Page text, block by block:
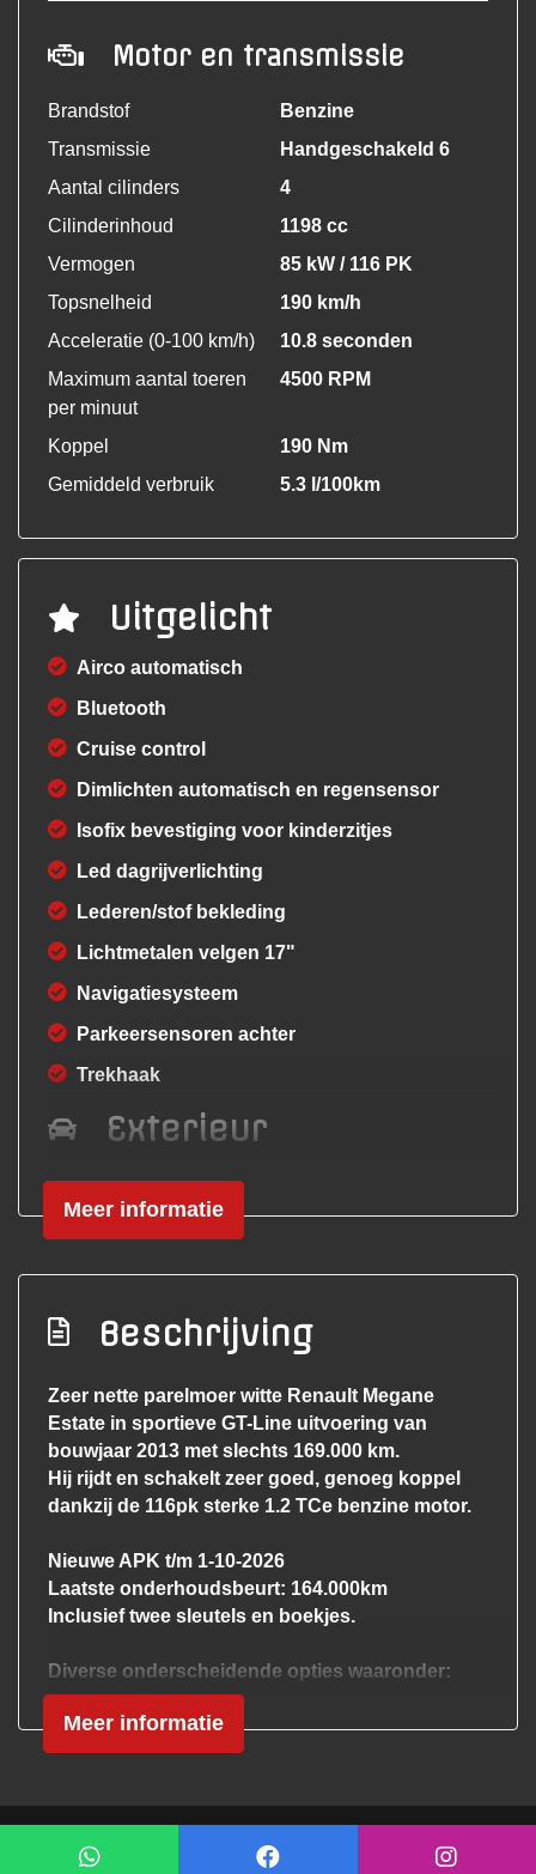
Motor en transmissie
Brandstof
Benzine
Transmissie
Handgeschakeld 6
Aantal cilinders
4
Cilinderinhoud
1198 cc
Vermogen
85 kW / 116 PK
Topsnelheid
190 km/h
Acceleratie (0-100 km/h)
10.8 seconden
Maximum aantal toeren
per minuut
4500 RPM
Koppel
190 Nm
Gemiddeld verbruik
5.3 l/100km
Uitgelicht
Airco automatisch
Bluetooth
Cruise control
Dimlichten automatisch en regensensor
Isofix bevestiging voor kinderzitjes
Led dagrijverlichting
Lederen/stof bekleding
Lichtmetalen velgen 17"
Navigatiesysteem
Parkeersensoren achter
Trekhaak
Exterieur
Achterruitwisser
Buitenspiegels elektrisch inklapbaar
Buitenspiegels in carrosseriekleur
Dimlichten automatisch en regensensor
Getint glas
Keyless entry
Lichtmetalen velgen 17"
Metaalkleur
Park distance control
Sportonderstel
Voor-en achterspoiler
Meer informatie
Beschrijving
Zeer nette parelmoer witte Renault Megane
Estate in sportieve GT-Line uitvoering van
bouwjaar 2013 met slechts 169.000 km.
Hij rijdt en schakelt zeer goed, genoeg koppel
dankzij de 116pk sterke 1.2 TCe benzine motor.
Nieuwe APK t/m 1-10-2026
Laatste onderhoudsbeurt: 164.000km
Inclusief twee sleutels en boekjes.
Diverse onderscheidende opties waaronder:
GT-Line uitvoering
Navigatie
Bluetooth
LED Dagrijverlichting
Parkeersensoren
Meer informatie
Mogelijk gemaakt door Mobilox